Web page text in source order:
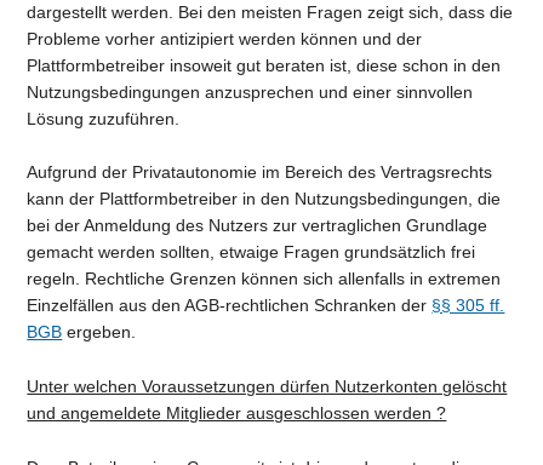
dargestellt werden. Bei den meisten Fragen zeigt sich, dass die
Probleme vorher antizipiert werden können und der
Plattformbetreiber insoweit gut beraten ist, diese schon in den
Nutzungsbedingungen anzusprechen und einer sinnvollen
Lösung zuzuführen.
Aufgrund der Privatautonomie im Bereich des Vertragsrechts
kann der Plattformbetreiber in den Nutzungsbedingungen, die
bei der Anmeldung des Nutzers zur vertraglichen Grundlage
gemacht werden sollten, etwaige Fragen grundsätzlich frei
regeln. Rechtliche Grenzen können sich allenfalls in extremen
Einzelfällen aus den AGB-rechtlichen Schranken der §§ 305 ff.
BGB ergeben.
Unter welchen Voraussetzungen dürfen Nutzerkonten gelöscht
und angemeldete Mitglieder ausgeschlossen werden ?